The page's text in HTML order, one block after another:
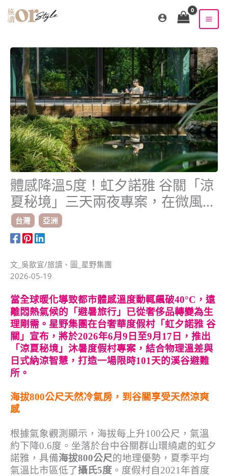
體感降溫5度！虹夕諾雅 谷關「涼
夏秘境」三天兩夜專案，在微風中
度過暑氣
台灣 亞洲
文_吳歆宜/旅讀、圖_星野集團
2026-05-19
當全球暖化導致都市體感溫度動輒飆破40°C，遠
離悶熱氣候的「避暑旅行」已從奢侈品轉變為生
理剛需。星野集團在台奢華度假村「虹夕諾雅 谷
關」宣布，將於2026年6月9日至9月17日，推出
「涼夏秘境」沐暑度假村專案，結合物理溫差與
日式納涼智慧，打造一場限時101天的溪谷避難
所。
海拔800公尺天然冷氣房，到谷關享受天然涼爽
感
根據氣象觀測顯示，海拔每上升100公尺，氣溫
約下降0.6度。坐落於台中谷關群山環繞處的虹夕
諾雅，具備海拔800公尺的地理優勢，夏季平均
氣溫比市區低了攝氏5度 。度假村自2021年首度